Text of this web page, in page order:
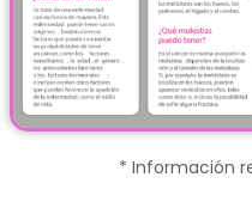
* Información